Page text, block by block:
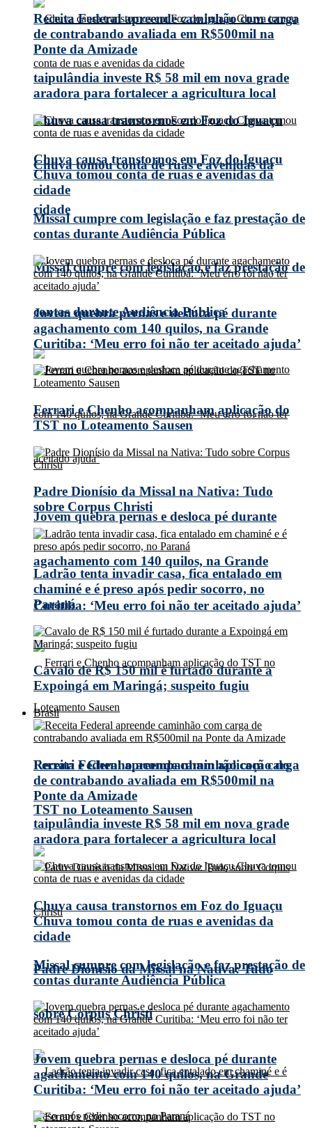
Chuva causa transtornos em Foz do Iguaçu
Chuva tomou conta de ruas e avenidas da
cidade
Missal cumpre com legislação e faz prestação de
contas durante Audiência Pública
Jovem quebra pernas e desloca pé durante
agachamento com 140 quilos, na Grande
Curitiba: ‘Meu erro foi não ter aceitado ajuda’
Ferrari e Chenho acompanham aplicação do
TST no Loteamento Sausen
Padre Dionísio da Missal na Nativa: Tudo
sobre Corpus Christi
Receita Federal apreende caminhão com carga
de contrabando avaliada em R$500mil na
Ponte da Amizade
taipulândia investe R$ 58 mil em nova grade
aradora para fortalecer a agricultura local
Chuva causa transtornos em Foz do Iguaçu
Chuva tomou conta de ruas e avenidas da
cidade
Missal cumpre com legislação e faz prestação de
contas durante Audiência Pública
Jovem quebra pernas e desloca pé durante
agachamento com 140 quilos, na Grande
Curitiba: ‘Meu erro foi não ter aceitado ajuda’
Ferrari e Chenho acompanham aplicação do
TST no Loteamento Sausen
Padre Dionísio da Missal na Nativa: Tudo
sobre Corpus Christi
Ladrão tenta invadir casa, fica entalado em
chaminé e é preso após pedir socorro, no
Paraná
Cavalo de R$ 150 mil é furtado durante a
Expoingá em Maringá; suspeito fugiu
Brasil
Receita Federal apreende caminhão com carga
de contrabando avaliada em R$500mil na
Ponte da Amizade
taipulândia investe R$ 58 mil em nova grade
aradora para fortalecer a agricultura local
Chuva causa transtornos em Foz do Iguaçu
Chuva tomou conta de ruas e avenidas da
cidade
Missal cumpre com legislação e faz prestação de
contas durante Audiência Pública
Jovem quebra pernas e desloca pé durante
agachamento com 140 quilos, na Grande
Curitiba: ‘Meu erro foi não ter aceitado ajuda’